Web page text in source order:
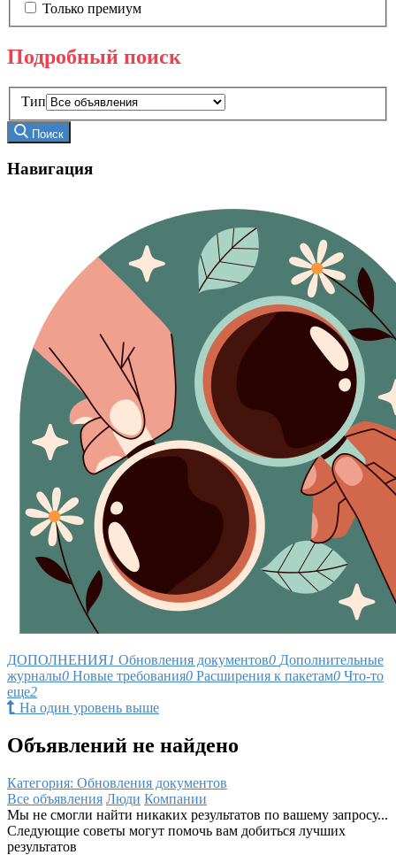
Только премиум
Подробный поиск
Тип
Поиск
Навигация
ДОПОЛНЕНИЯ1 Обновления документов0 Дополнительные
журналы0 Новые требования0 Расширения к пакетам0 Что-то
еще2
На один уровень выше
Объявлений не найдено
Категория: Обновления документов
Все объявления Люди Компании
Мы не смогли найти никаких результатов по вашему запросу...
Следующие советы могут помочь вам добиться лучших
результатов